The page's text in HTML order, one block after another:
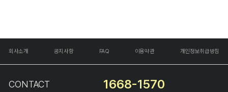
회사소개 공지사항 FAQ 이용약관 개인정보취급방침
CONTACT 1668-1570